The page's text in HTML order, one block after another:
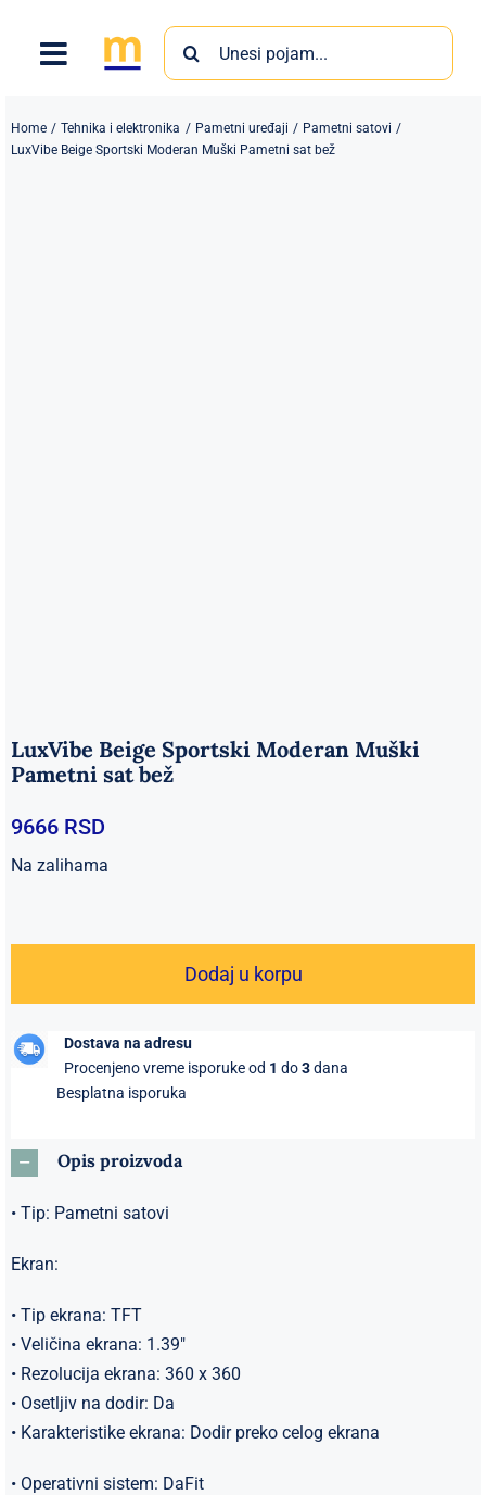
content
Search
for:
Home Tehnika i elektronika Pametni uređaji
Pametni satovi
LuxVibe Beige Sportski Moderan Muški Pametni sat bež
LuxVibe Beige Sportski Moderan Muški
Pametni sat bež
9666 RSD
Na zalihama
Beige
Dodaj u korpu
Dostava na adresu
Procenjeno vreme isporuke od 1 do3dana
Besplatna isporuka
Opis proizvoda
• Tip: Pametni satovi
Ekran:
• Tip ekrana: TFT
• Veličina ekrana: 1.39″
• Rezolucija ekrana: 360 x 360
• Osetljiv na dodir: Da
• Karakteristike ekrana: Dodir preko celog ekrana
• Operativni sistem: DaFit